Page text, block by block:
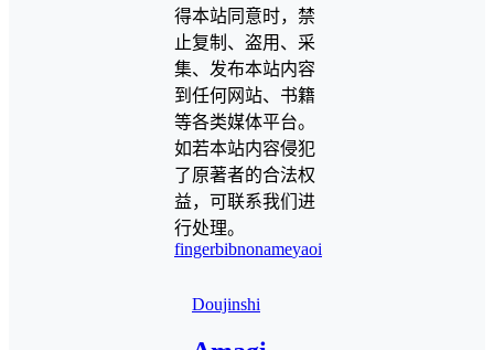
得本站同意时，禁
止复制、盗用、采
集、发布本站内容
到任何网站、书籍
等各类媒体平台。
如若本站内容侵犯
了原著者的合法权
益，可联系我们进
行处理。
fingerbibnonameyaoi
Doujinshi